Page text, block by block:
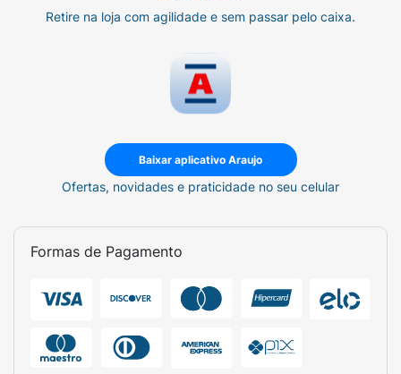
Retire na loja com agilidade e sem passar pelo caixa.
Baixar aplicativo Araujo
Ofertas, novidades e praticidade no seu celular
Formas de Pagamento